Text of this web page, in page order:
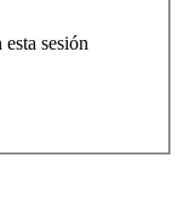
sesión